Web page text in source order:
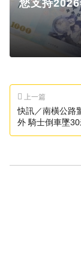
您支持
上一篇
快訊／南橫公路
外 騎士倒車墜